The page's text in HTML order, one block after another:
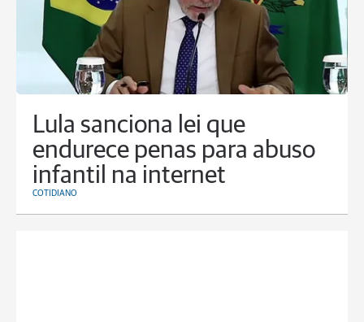
Lula sanciona lei que
endurece penas para abuso
infantil na internet
COTIDIANO